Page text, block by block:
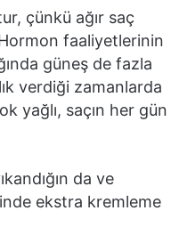
çünkü ağır saç
Hormon faaliyetlerinin
güneş de fazla
verdiği zamanlarda
yağlı, saçın her gün
da ve
ekstra kremleme